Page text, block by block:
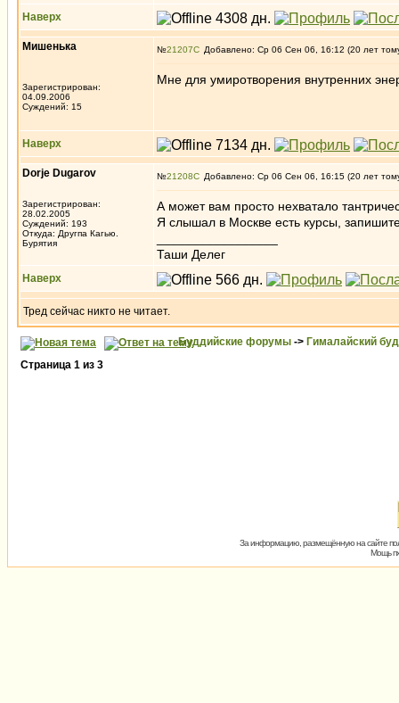
Наверх
Мишенька
Зарегистрирован:
04.09.2006
Суждений: 15
№21207 Добавлено: Ср 06 Сен 06, 16:12 (20 лет
Мне для умиротворения внутренних
Наверх
Dorje Dugarov
Зарегистрирован:
28.02.2005
Суждений: 193
Откуда: Другпа Кагью.
Бурятия
№21208 Добавлено: Ср 06 Сен 06, 16:15 (20 лет
А может вам просто нехватало
Я слышал в Москве есть курсы,
Таши Делег
Наверх
Тред сейчас никто не читает.
Буддийские форумы -> Гималайский
Страница 1 из 3
За информацию, размещённую на сайте
Мощь